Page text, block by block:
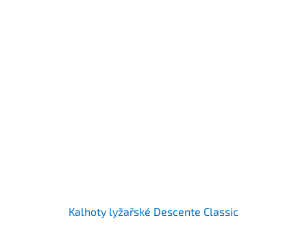
Kalhoty lyžařské Descente Classic